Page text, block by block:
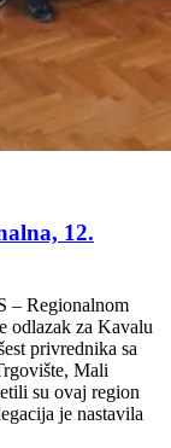
12.
– Regionalnom
odlazak za Kavalu
privrednika sa
Mali
su ovaj region
je nastavila